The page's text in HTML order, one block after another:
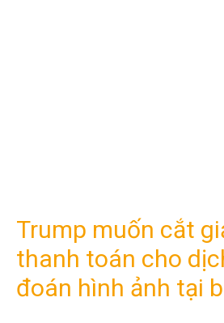
Trump muốn cắt
thanh toán cho
đoán hình ảnh tại